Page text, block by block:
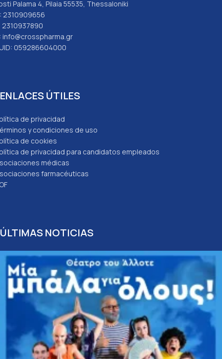
Palama 4, Pilaia 55535, Thessaloniki
2310909656
2310937890
info@crosspharma.gr
059286604000
ENLACES ÚTILES
de privacidad
y condiciones de uso
de cookies
de privacidad para candidatos empleados
médicas
farmacéuticas
ÚLTIMAS NOTICIAS